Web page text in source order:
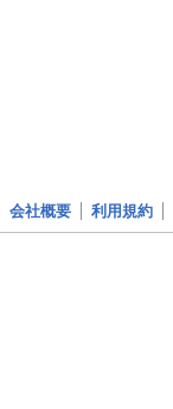
会社概要 利用規約